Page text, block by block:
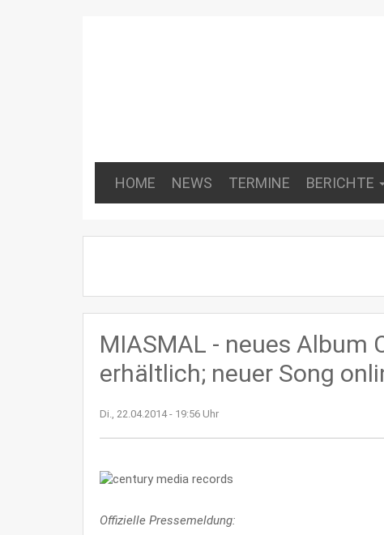
HOME NEWS TERMINE BERICHTE
MIASMAL - neues Album
erhältlich; neuer Song
Di., 22.04.2014 - 19:56 Uhr
Offizielle Pressemeldung: